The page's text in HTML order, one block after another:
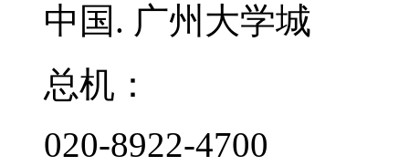
中国. 广州大学城
总机：
020-8922-4700